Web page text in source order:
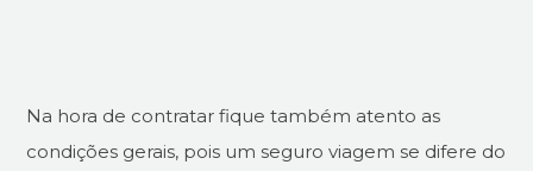
Na hora de contratar fique também atento as
condições gerais, pois um seguro viagem se difere do